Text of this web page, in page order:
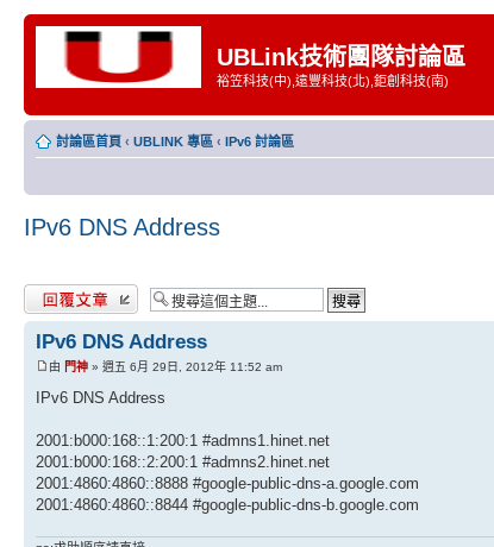
UBLink技術團隊討論區
裕笠科技(中),遠豐科技(北),鉅創科技(南)
討論區首頁 ‹ UBLINK 專區 ‹ IPv6 討論區
IPv6 DNS Address
發表回覆
IPv6 DNS Address
由 門神 » 週五 6月 29日, 2012年 11:52 am
IPv6 DNS Address
2001:b000:168::1:200:1 #admns1.hinet.net
2001:b000:168::2:200:1 #admns2.hinet.net
2001:4860:4860::8888 #google-public-dns-a.google.com
2001:4860:4860::8844 #google-public-dns-b.google.com